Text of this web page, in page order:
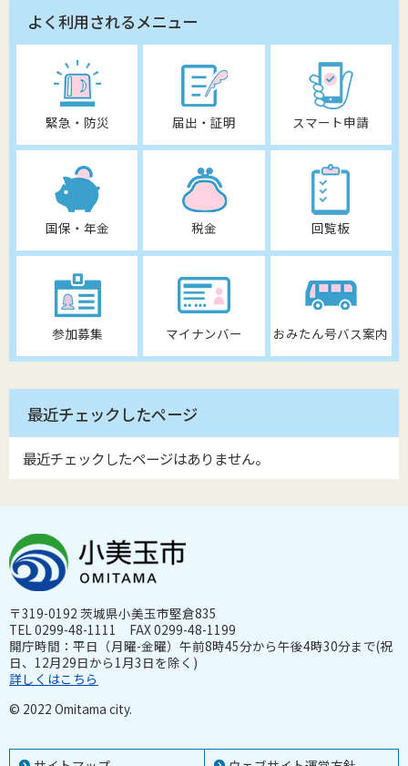
よく利用されるメニュー
緊急・防災 届出・証明 スマート申請
国保・年金 税金 回覧板
参加募集 マイナンバー おみたん号バス案内
最近チェックしたページ
最近チェックしたページはありません。
〒319-0192 茨城県小美玉市堅倉835
TEL 0299-48-1111 FAX 0299-48-1199
開庁時間：平日（月曜-金曜）午前8時45分から午後4時30分まで(祝
日、12月29日から1月3日を除く)
詳しくはこちら
© 2022 Omitama city.